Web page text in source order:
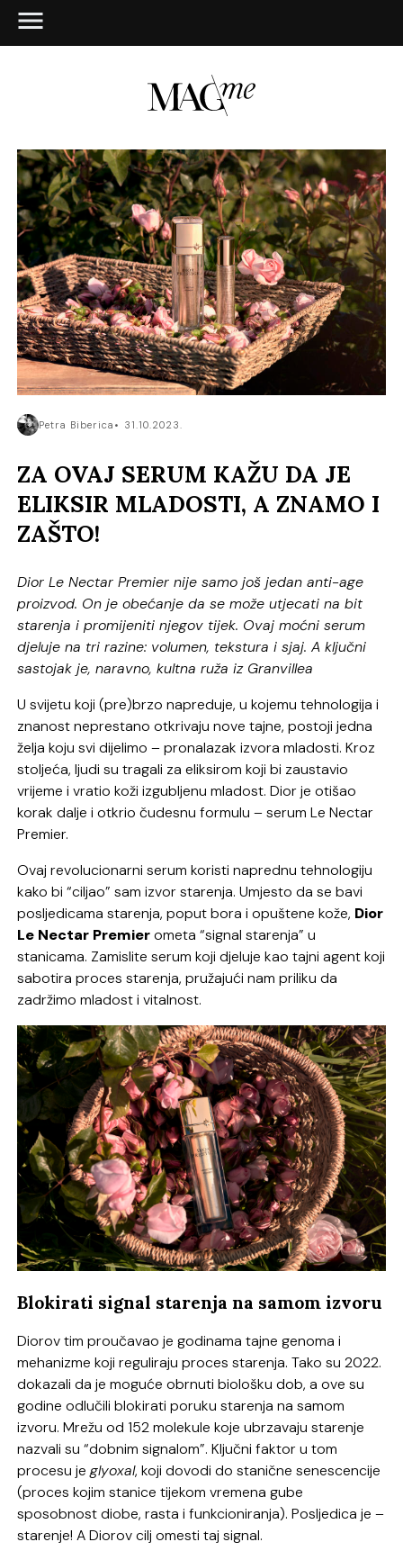
Petra Biberica 31.10.2023.
ZA OVAJ SERUM KAŽU DA JE
ELIKSIR MLADOSTI, A ZNAMO I
ZAŠTO!
Dior Le Nectar Premier nije samo još jedan anti-age
proizvod. On je obećanje da se može utjecati na bit
starenja i promijeniti njegov tijek. Ovaj moćni serum
djeluje na tri razine: volumen, tekstura i sjaj. A ključni
sastojak je, naravno, kultna ruža iz Granvillea
U svijetu koji (pre)brzo napreduje, u kojemu tehnologija i
znanost neprestano otkrivaju nove tajne, postoji jedna
želja koju svi dijelimo – pronalazak izvora mladosti. Kroz
stoljeća, ljudi su tragali za eliksirom koji bi zaustavio
vrijeme i vratio koži izgubljenu mladost. Dior je otišao
korak dalje i otkrio čudesnu formulu – serum Le Nectar
Premier.
Ovaj revolucionarni serum koristi naprednu tehnologiju
kako bi “ciljao” sam izvor starenja. Umjesto da se bavi
posljedicama starenja, poput bora i opuštene kože, Dior
Le Nectar Premierometa “signal starenja” u
stanicama. Zamislite serum koji djeluje kao tajni agent koji
sabotira proces starenja, pružajući nam priliku da
zadržimo mladost i vitalnost.
Blokirati signal starenja na samom izvoru
Diorov tim proučavao je godinama tajne genoma i
mehanizme koji reguliraju proces starenja. Tako su 2022.
dokazali da je moguće obrnuti biološku dob, a ove su
godine odlučili blokirati poruku starenja na samom
izvoru. Mrežu od 152 molekule koje ubrzavaju starenje
nazvali su “dobnim signalom”. Ključni faktor u tom
procesu jeglyoxal, koji dovodi do stanične senescencije
(proces kojim stanice tijekom vremena gube
sposobnost diobe, rasta i funkcioniranja). Posljedica je –
starenje! A Diorov cilj omesti taj signal.